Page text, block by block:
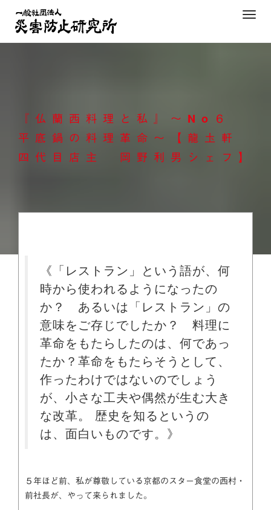
content
T
g
『仏蘭西料理と私』～No６
平底鍋の料理革命～【龍圡軒
四代目店主 岡野利男シェフ】
《「レストラン」という語が、何
時から使われるようになったの
か？ あるいは「レストラン」の
意味をご存じでしたか？ 料理に
革命をもたらしたのは、何であっ
たか？革命をもたらそうとして、
作ったわけではないのでしょう
が、小さな工夫や偶然が生む大き
な改革。 歴史を知るというの
は、面白いものです。》
５年ほど前、私が尊敬している京都のスター食堂の西村・
前社長が、やって来られました。